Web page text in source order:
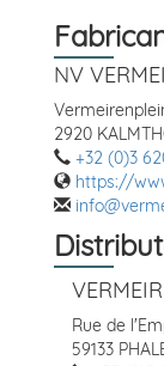
NV
2920
+32 (0)3
https://
Rue de
59133